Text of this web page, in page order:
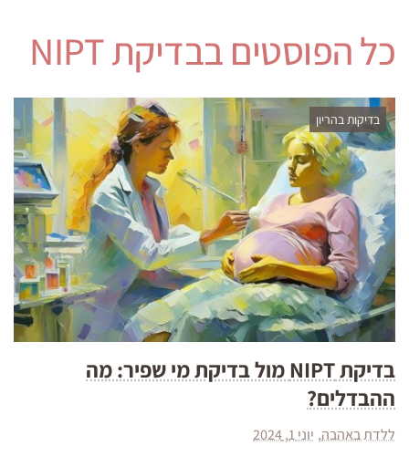
כל הפוסטים בבדיקת NIPT
בדיקות בהריון
בדיקת NIPT מול בדיקת מי שפיר: מה
ההבדלים?
ללדת באהבה יוני 1, 2024